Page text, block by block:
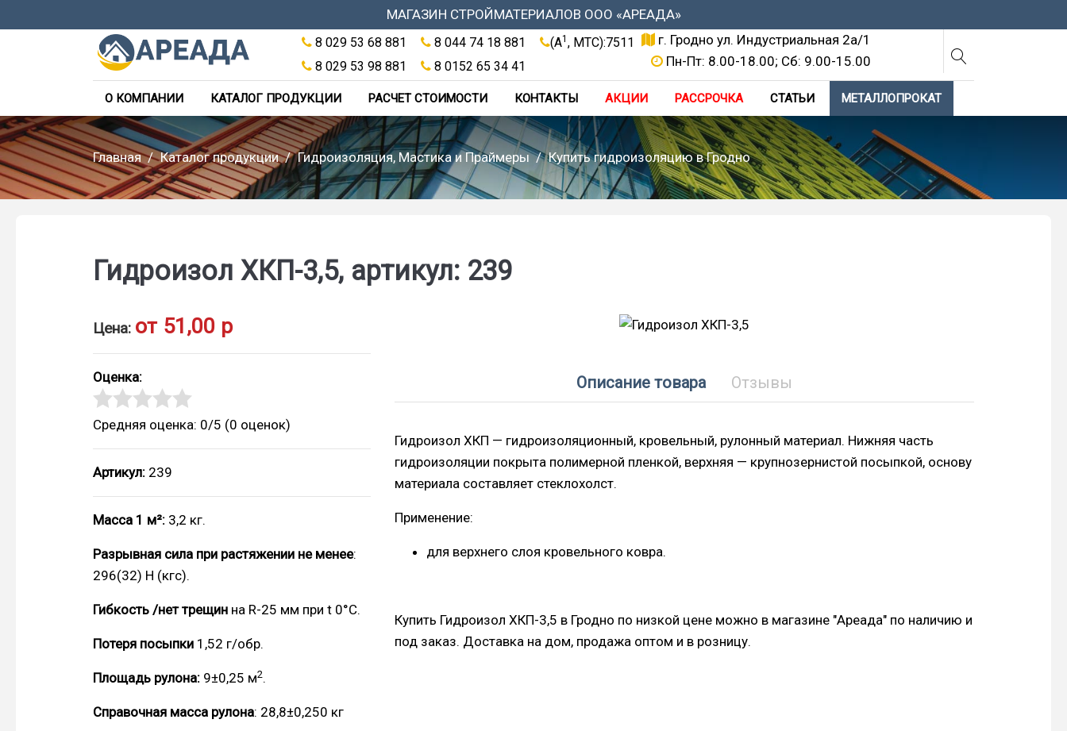
МАГАЗИН СТРОЙМАТЕРИАЛОВ ООО «АРЕАДА»
8 029 53 68 881
8 029 53 98 881
8 044 74 18 881
8 0152 65 34 41
(A1 , МТС):7511
г. Гродно ул. Индустриальная 2а/1
Пн-Пт: 8.00-18.00; Cб: 9.00-15.00
О КОМПАНИИ КАТАЛОГ ПРОДУКЦИИ РАСЧЕТ СТОИМОСТИ КОНТАКТЫ АКЦИИ РАССРОЧКА СТАТЬИ МЕТАЛЛОПРОКАТ
Главная Каталог продукции Гидроизоляция, Мастика и Праймеры Купить гидроизоляцию в Гродно
Гидроизол ХКП-3,5, артикул: 239
Цена: от 51,00 р
Оценка:
Средняя оценка: 0/5 (0 оценок)
Артикул: 239
Масса 1 м²: 3,2 кг.
Разрывная сила при растяжении не менее:
296(32) Н (кгс).
Гибкость /нет трещин на R-25 мм при t 0°С.
Потеря посыпки 1,52 г/обр.
Площадь рулона: 9±0,25 м2.
Справочная масса рулона: 28,8±0,250 кг
Описание товара Отзывы
Гидроизол ХКП — гидроизоляционный, кровельный, рулонный материал. Нижняя часть
гидроизоляции покрыта полимерной пленкой, верхняя — крупнозернистой посыпкой, основу
материала составляет стеклохолст.
Применение:
для верхнего слоя кровельного ковра.
Купить Гидроизол ХКП-3,5 в Гродно по низкой цене можно в магазине "Ареада" по наличию и
под заказ. Доставка на дом, продажа оптом и в розницу.